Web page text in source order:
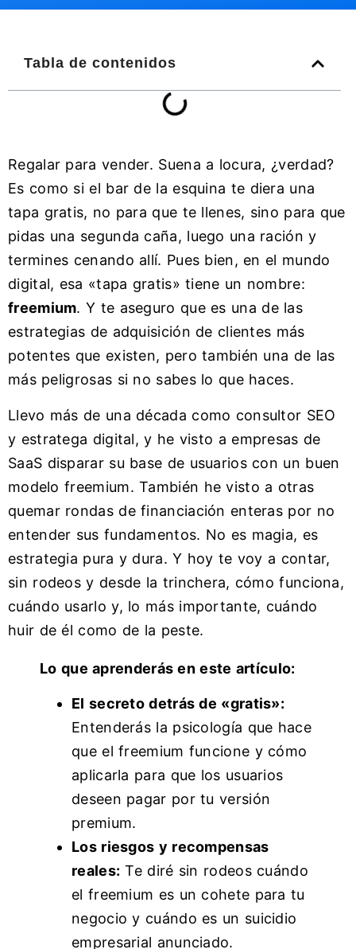
Tabla de contenidos
Regalar para vender. Suena a locura, ¿verdad?
Es como si el bar de la esquina te diera una
tapa gratis, no para que te llenes, sino para que
pidas una segunda caña, luego una ración y
termines cenando allí. Pues bien, en el mundo
digital, esa «tapa gratis» tiene un nombre:
freemium. Y te aseguro que es una de las
estrategias de adquisición de clientes más
potentes que existen, pero también una de las
más peligrosas si no sabes lo que haces.
Llevo más de una década como consultor SEO
y estratega digital, y he visto a empresas de
SaaS disparar su base de usuarios con un buen
modelo freemium. También he visto a otras
quemar rondas de financiación enteras por no
entender sus fundamentos. No es magia, es
estrategia pura y dura. Y hoy te voy a contar,
sin rodeos y desde la trinchera, cómo funciona,
cuándo usarlo y, lo más importante, cuándo
huir de él como de la peste.
Lo que aprenderás en este artículo:
El secreto detrás de «gratis»:
Entenderás la psicología que hace
que el freemium funcione y cómo
aplicarla para que los usuarios
deseen pagar por tu versión
premium.
Los riesgos y recompensas
reales: Te diré sin rodeos cuándo
el freemium es un cohete para tu
negocio y cuándo es un suicidio
empresarial anunciado.